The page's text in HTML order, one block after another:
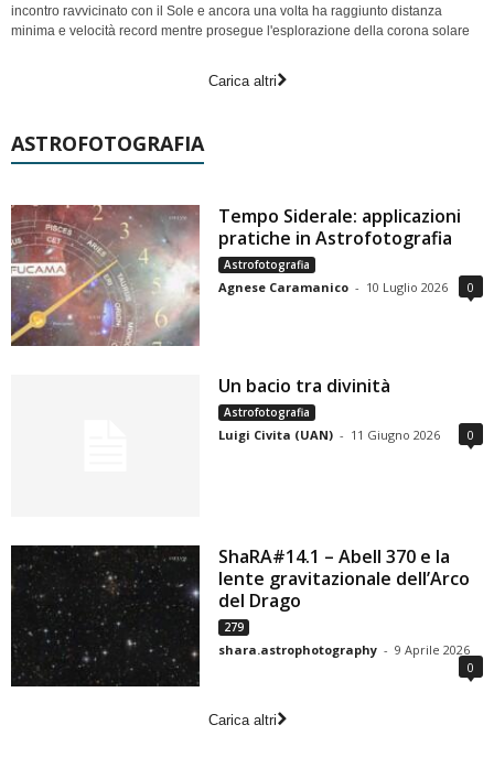
incontro ravvicinato con il Sole e ancora una volta ha raggiunto distanza
minima e velocità record mentre prosegue l'esplorazione della corona solare
Carica altri
ASTROFOTOGRAFIA
Tempo Siderale: applicazioni
pratiche in Astrofotografia
Astrofotografia
Agnese Caramanico - 10 Luglio 2026 0
Un bacio tra divinità
Astrofotografia
Luigi Civita (UAN) - 11 Giugno 2026 0
ShaRA#14.1 – Abell 370 e la
lente gravitazionale dell’Arco
del Drago
279
shara.astrophotography - 9 Aprile 2026
0
Carica altri